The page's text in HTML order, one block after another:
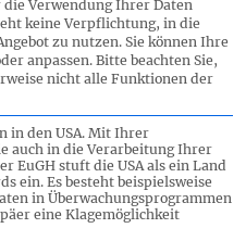
des DRSC
im
Verwendung Ihrer Daten
keine Verpflichtung, in die
zu nutzen.Sie können Ihre
anpassen.Bitte beachten Sie,
nicht alle Funktionen der
in den USA. Mit Ihrer
auch in die Verarbeitung Ihrer
EuGH stuft die USA als ein Land
ein. Es besteht beispielsweise
in Überwachungsprogrammen
eine Klagemöglichkeit